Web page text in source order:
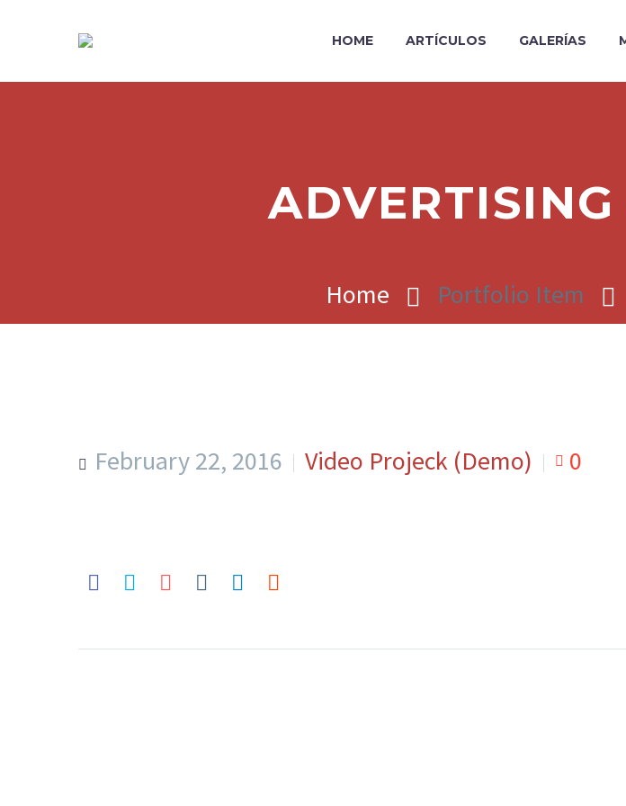
HOME ARTÍCULOS GALERÍAS
Home Portfolio Item
February 22, 2016 Video Projeck (Demo) 0